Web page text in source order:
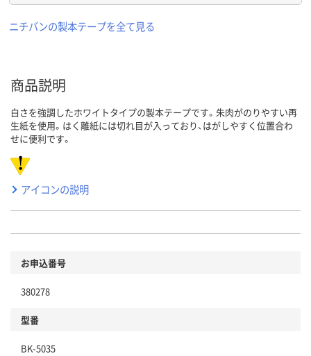
ニチバンの製本テープを全て見る
商品説明
白さを強調したホワイトタイプの製本テープです。朱肉がのりやすい再
生紙を使用。はく離紙には切れ目が入っており、はがしやすく位置合わ
せに便利です。
アイコンの説明
お申込番号
380278
型番
BK-5035